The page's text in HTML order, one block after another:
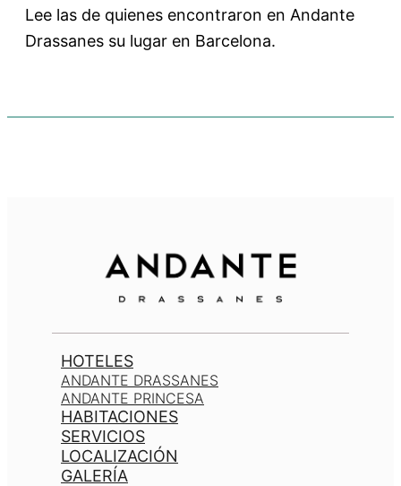
Lee las de quienes encontraron en Andante
Drassanes su lugar en Barcelona.
HOTELES
ANDANTE DRASSANES
ANDANTE PRINCESA
HABITACIONES
SERVICIOS
LOCALIZACIÓN
GALERÍA